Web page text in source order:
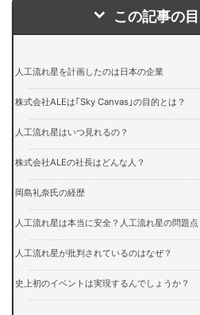
この記事の
人工流れ星を計画したのは日本の企業
株式会社ALEは｢Sky Canvas｣の目的とは？
人工流れ星はいつ見れるの？
株式会社ALEの社長はどんな人？
岡島礼奈氏の経歴
人工流れ星は本当に安全？人工流れ星の問題点
人工流れ星が批判されているのはなぜ？
史上初のイベントは実現するんでしょうか？